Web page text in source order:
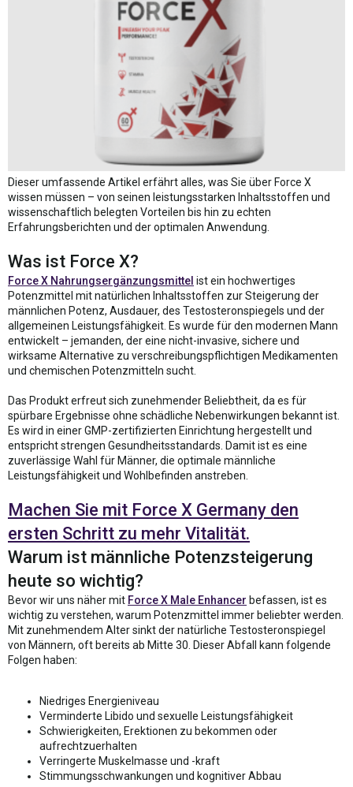
Dieser umfassende Artikel erfährt alles, was Sie über Force X
wissen müssen – von seinen leistungsstarken Inhaltsstoffen und
wissenschaftlich belegten Vorteilen bis hin zu echten
Erfahrungsberichten und der optimalen Anwendung.
Was ist Force X?
Force X Nahrungsergänzungsmittel ist ein hochwertiges
Potenzmittel mit natürlichen Inhaltsstoffen zur Steigerung der
männlichen Potenz, Ausdauer, des Testosteronspiegels und der
allgemeinen Leistungsfähigkeit. Es wurde für den modernen Mann
entwickelt – jemanden, der eine nicht-invasive, sichere und
wirksame Alternative zu verschreibungspflichtigen Medikamenten
und chemischen Potenzmitteln sucht.
Das Produkt erfreut sich zunehmender Beliebtheit, da es für
spürbare Ergebnisse ohne schädliche Nebenwirkungen bekannt ist.
Es wird in einer GMP-zertifizierten Einrichtung hergestellt und
entspricht strengen Gesundheitsstandards. Damit ist es eine
zuverlässige Wahl für Männer, die optimale männliche
Leistungsfähigkeit und Wohlbefinden anstreben.
Machen Sie mit Force X Germany den
ersten Schritt zu mehr Vitalität.
Warum ist männliche Potenzsteigerung
heute so wichtig?
Bevor wir uns näher mit Force X Male Enhancer befassen, ist es
wichtig zu verstehen, warum Potenzmittel immer beliebter werden.
Mit zunehmendem Alter sinkt der natürliche Testosteronspiegel
von Männern, oft bereits ab Mitte 30. Dieser Abfall kann folgende
Folgen haben:
Niedriges Energieniveau
Verminderte Libido und sexuelle Leistungsfähigkeit
Schwierigkeiten, Erektionen zu bekommen oder
aufrechtzuerhalten
Verringerte Muskelmasse und -kraft
Stimmungsschwankungen und kognitiver Abbau